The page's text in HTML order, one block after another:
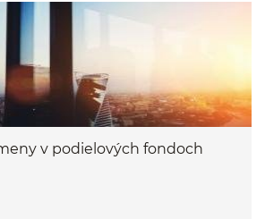
v podielových fondoch